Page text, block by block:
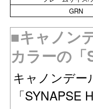
GRN
■キャノン
カラーの「
キャノンデ
「